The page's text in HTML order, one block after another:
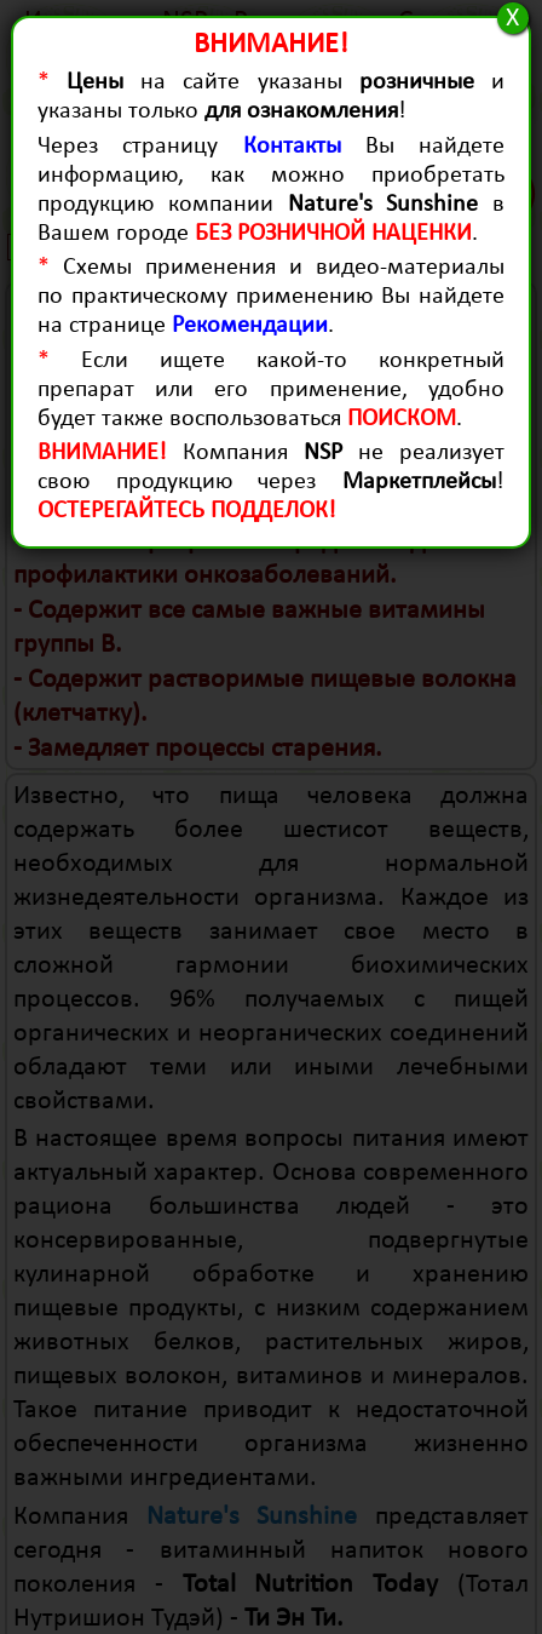
История NSP в России
Статьи
Для Здоровья
Контакты
Диагностика Рекомендации
(0)
5783 руб.
Продукция для здоровья
TNT
(Ти Эн Ти, 532 грамма)
- Укрепляет иммунную систему,
способствует профилактике инфекционных
заболеваний.
- Усиливает сопротивляемость организма
неблагоприятному воздействию
окружающей среды.
- Повышает работоспособность организма.
- Является прекрасным средством для
профилактики онкозаболеваний.
- Содержит все самые важные витамины
группы B.
- Содержит растворимые пищевые волокна
(клетчатку).
- Замедляет процессы старения.
Известно, что пища человека должна
содержать более шестисот веществ,
необходимых для нормальной
жизнедеятельности организма. Каждое из
этих веществ занимает свое место в
сложной гармонии биохимических
процессов. 96% получаемых с пищей
органических и неорганических соединений
обладают теми или иными лечебными
свойствами.
В настоящее время вопросы питания имеют
актуальный характер. Основа современного
рациона большинства людей - это
консервированные, подвергнутые
кулинарной обработке и хранению
пищевые продукты, с низким содержанием
животных белков, растительных жиров,
пищевых волокон, витаминов и минералов.
Такое питание приводит к недостаточной
обеспеченности организма жизненно
важными ингредиентами.
Компания
Nature's Sunshine представляет
сегодня - витаминный напиток нового
поколения - Total Nutrition Today (Тотал
Нутришион Тудэй) - Ти Эн Ти.
ВНИМАНИЕ!
* Цены на сайте указаны розничныеи
указаны толькодля ознакомления!
Через страницу КонтактыВы найдете
информацию, как можно приобретать
продукцию компании Nature's Sunshine в
Вашем городе БЕЗ РОЗНИЧНОЙ НАЦЕНКИ.
* Схемы применения и видео-материалы
по практическому применению Вы найдете
на странице Рекомендации.
* Если ищете какой-то конкретный
препарат или его применение, удобно
будет также воспользоваться ПОИСКОМ.
ВНИМАНИЕ! Компания NSPне реализует
свою продукцию через Маркетплейсы!
ОСТЕРЕГАЙТЕСЬ ПОДДЕЛОК!
X